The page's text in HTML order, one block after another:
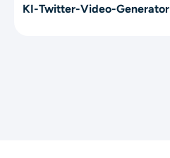
KI-Twitter-Video-Generator